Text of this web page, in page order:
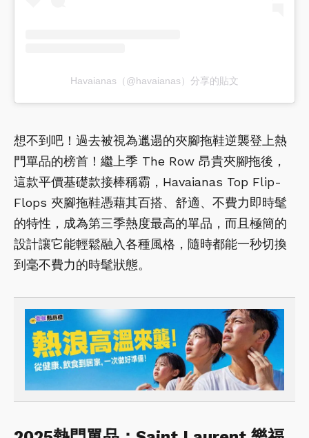
Havaianas（@havaianas）分享的貼文
想不到吧！過去被視為邋遢的夾腳拖鞋逆襲登上熱
門單品的榜首！繼上季 The Row 昂貴夾腳拖後，
這款平價基礎款接棒稱霸，Havaianas Top Flip-
Flops 夾腳拖鞋憑藉其百搭、舒適、不費力即時髦
的特性，成為第三季熱度最高的單品，而且極簡的
設計讓它能輕鬆融入各種風格，隨時都能一秒切換
到毫不費力的時髦狀態。